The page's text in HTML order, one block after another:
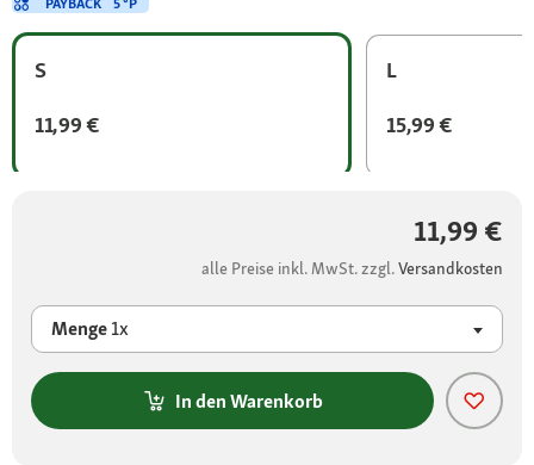
S
11,99 €
L
15,99 €
11,99 €
alle Preise inkl. MwSt. zzgl.Versandkosten
Menge1x
In den Warenkorb
PAYBACK 5 °P